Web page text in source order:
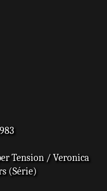
Tension / Veronica
(Série)